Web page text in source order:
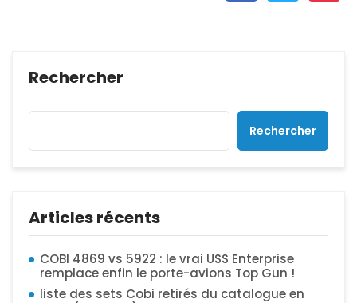
Rechercher
Rechercher
Articles récents
COBI 4869 vs 5922 : le vrai USS Enterprise
remplace enfin le porte-avions Top Gun !
liste des sets Cobi retirés du catalogue en